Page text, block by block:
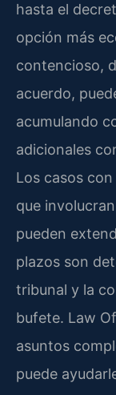
hasta el
opción más
contencioso,
acuerdo,
acumulando
adicionales
Los casos
que
pueden
plazos son
tribunal y la
bufete. Law
asuntos
puede